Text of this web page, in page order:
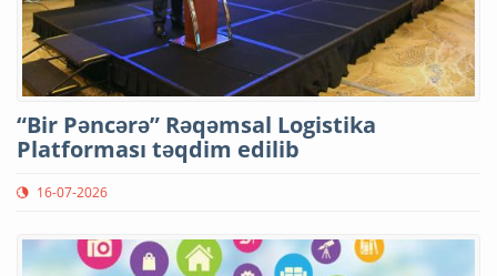
“Bir Pəncərə” Rəqəmsal Logistika
Platforması təqdim edilib
16-07-2026